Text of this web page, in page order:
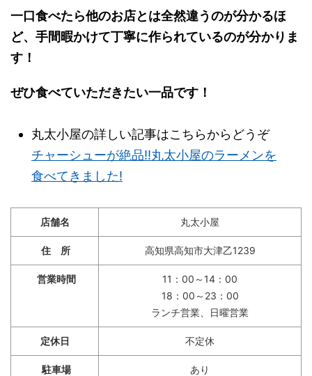
一口食べたら他のお店とは全然違うのが分かるほ
ど、手間暇かけて丁寧に作られているのが分かりま
す！
ぜひ食べていただきたい一品です！
丸太小屋の詳しい記事はこちらからどうぞ
チャーシューが絶品!!丸太小屋のラーメンを
食べてきました!
店舗名 丸太小屋
住 所 高知県高知市大津乙1239
営業時間
11：00～14：00
18：00～23：00
ランチ営業、日曜営業
定休日 不定休
駐車場 あり